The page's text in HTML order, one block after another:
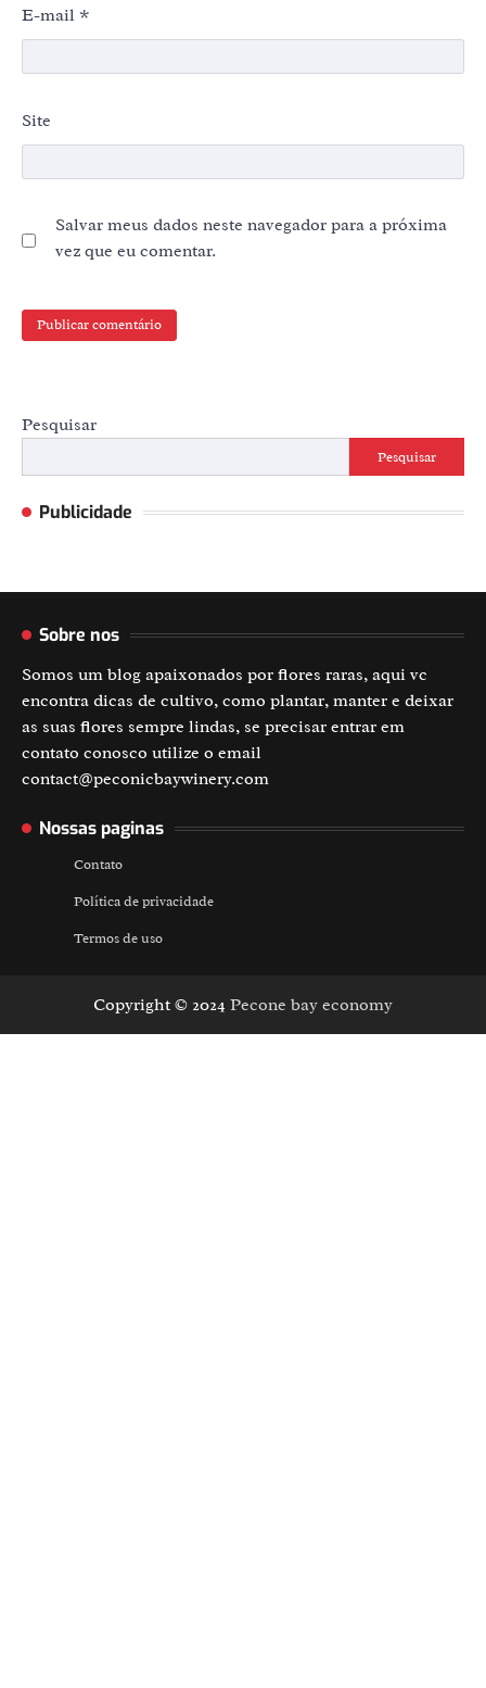
E-mail *
Site
Salvar meus dados neste navegador para a próxima
vez que eu comentar.
Pesquisar
Pesquisar
Publicidade
Sobre nos
Somos um blog apaixonados por flores raras, aqui vc
encontra dicas de cultivo, como plantar, manter e deixar
as suas flores sempre lindas, se precisar entrar em
contato conosco utilize o email
contact@peconicbaywinery.com
Nossas paginas
Contato
Política de privacidade
Termos de uso
Copyright © 2024 Pecone bay economy